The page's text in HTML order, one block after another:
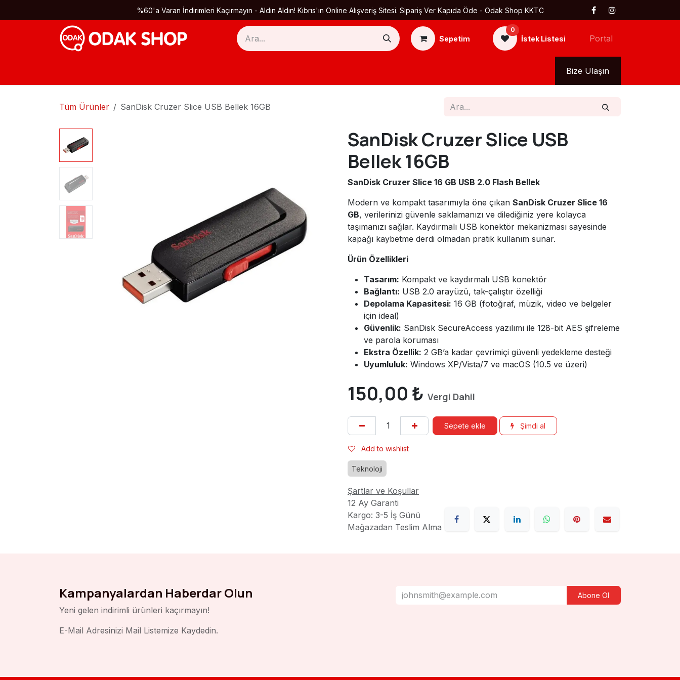
%60'a Varan İndirimleri Kaçırmayın - Aldın Aldın! Kıbrıs'ın Online Alışveriş Sitesi. Sipariş Ver Kapıda Öde - Odak Shop KKTC
Sepetim
0
İstek Listesi Portal
Bize Ulaşın
Tüm Ürünler SanDisk Cruzer Slice USB Bellek 16GB
SanDisk Cruzer Slice USB
Bellek 16GB
SanDisk Cruzer Slice 16 GB USB 2.0 Flash Bellek
Modern ve kompakt tasarımıyla öne çıkan SanDisk Cruzer Slice 16
GB, verilerinizi güvenle saklamanızı ve dilediğiniz yere kolayca
taşımanızı sağlar. Kaydırmalı USB konektör mekanizması sayesinde
kapağı kaybetme derdi olmadan pratik kullanım sunar.
Ürün Özellikleri
Tasarım: Kompakt ve kaydırmalı USB konektör
Bağlantı: USB 2.0 arayüzü, tak-çalıştır özelliği
Depolama Kapasitesi: 16 GB (fotoğraf, müzik, video ve belgeler
için ideal)
Güvenlik: SanDisk SecureAccess yazılımı ile 128-bit AES şifreleme
ve parola koruması
Ekstra Özellik: 2 GB’a kadar çevrimiçi güvenli yedekleme desteği
Uyumluluk: Windows XP/Vista/7 ve macOS (10.5 ve üzeri)
150,00 ₺ Vergi Dahil
Sepete ekle Şimdi al
Add to wishlist
Teknoloji
Şartlar ve Koşullar
12 Ay Garanti
Kargo: 3-5 İş Günü
Mağazadan Teslim Alma
Kampanyalardan Haberdar Olun
Yeni gelen indirimli ürünleri kaçırmayın!
E-Mail Adresinizi Mail Listemize Kaydedin.
Abone Ol